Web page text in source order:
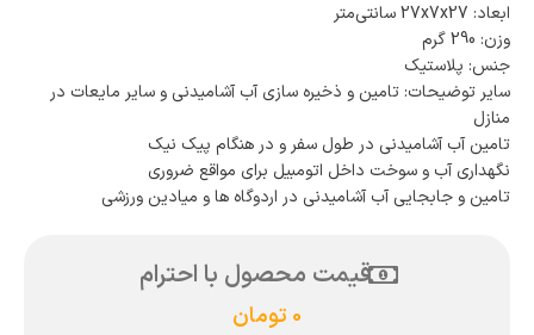
ابعاد: 27x7x27 سانتی‌متر
وزن: 290 گرم
جنس: پلاستیک
سایر توضیحات: تامین و ذخیره سازی آب آشامیدنی و سایر مایعات در
منازل
تامین آب آشامیدنی در طول سفر و در هنگام پیک نیک
نگهداری آب و سوخت داخل اتومبیل برای مواقع ضروری
تامین و جابجایی آب آشامیدنی در اردوگاه ها و میادین ورزشی
قیمت محصول با احترام
0 تومان